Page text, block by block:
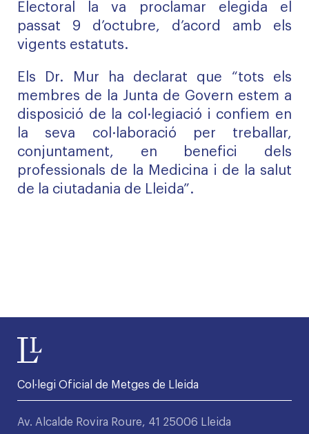
Electoral la va proclamar elegida el
passat 9 d’octubre, d’acord amb els
vigents estatuts.
Els Dr. Mur ha declarat que “tots els
membres de la Junta de Govern estem a
disposició de la col·legiació i confiem en
la seva col·laboració per treballar,
conjuntament, en benefici dels
professionals de la Medicina i de la salut
de la ciutadania de Lleida”.
Col·legi Oficial de Metges de Lleida
Av. Alcalde Rovira Roure, 41 25006 Lleida